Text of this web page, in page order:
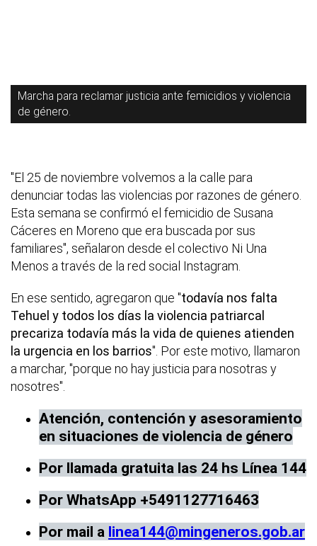
Marcha para reclamar justicia ante femicidios y violencia
de género.
"El 25 de noviembre volvemos a la calle para
denunciar todas las violencias por razones de género.
Esta semana se confirmó el femicidio de Susana
Cáceres en Moreno que era buscada por sus
familiares", señalaron desde el colectivo Ni Una
Menos a través de la red social Instagram.
En ese sentido, agregaron que "todavía nos falta
Tehuel y todos los días la violencia patriarcal
precariza todavía más la vida de quienes atienden
la urgencia en los barrios". Por este motivo, llamaron
a marchar, "porque no hay justicia para nosotras y
nosotres".
Atención, contención y asesoramiento
en situaciones de violencia de género
Por llamada gratuita las 24 hs Línea 144
Por WhatsApp +5491127716463
Por mail a linea144@mingeneros.gob.ar